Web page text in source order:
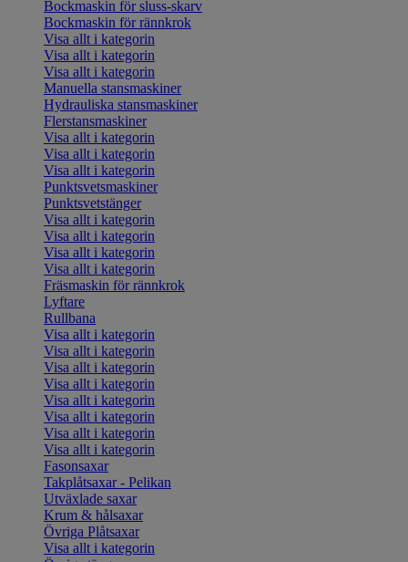
Bockmaskin för sluss-skarv
Bockmaskin för rännkrok
Visa allt i kategorin
Visa allt i kategorin
Visa allt i kategorin
Manuella stansmaskiner
Hydrauliska stansmaskiner
Flerstansmaskiner
Visa allt i kategorin
Visa allt i kategorin
Visa allt i kategorin
Punktsvetsmaskiner
Punktsvetstänger
Visa allt i kategorin
Visa allt i kategorin
Visa allt i kategorin
Visa allt i kategorin
Fräsmaskin för rännkrok
Lyftare
Rullbana
Visa allt i kategorin
Visa allt i kategorin
Visa allt i kategorin
Visa allt i kategorin
Visa allt i kategorin
Visa allt i kategorin
Visa allt i kategorin
Visa allt i kategorin
Fasonsaxar
Takplåtsaxar - Pelikan
Utväxlade saxar
Krum & hålsaxar
Övriga Plåtsaxar
Visa allt i kategorin